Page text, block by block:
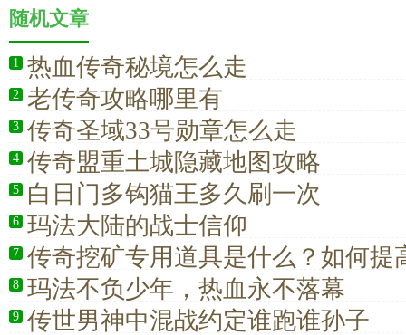
随机文章
1 热血传奇秘境怎么走
2 老传奇攻略哪里有
3 传奇圣域33号勋章怎么走
4 传奇盟重土城隐藏地图攻略
5 白日门多钩猫王多久刷一次
6 玛法大陆的战士信仰
7 传奇挖矿专用道具是什么？如何提
率？
8 玛法不负少年，热血永不落幕
9 传世男神中混战约定谁跑谁孙子